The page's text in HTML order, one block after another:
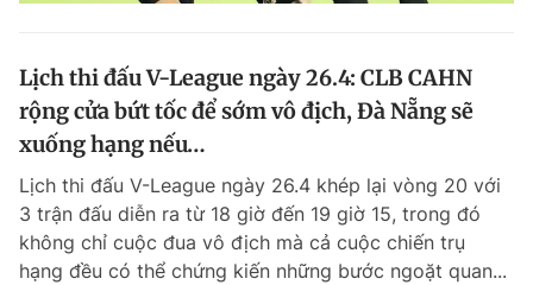
Lịch thi đấu V-League ngày 26.4: CLB CAHN
rộng cửa bứt tốc để sớm vô địch, Đà Nẵng sẽ
xuống hạng nếu…
Lịch thi đấu V-League ngày 26.4 khép lại vòng 20 với
3 trận đấu diễn ra từ 18 giờ đến 19 giờ 15, trong đó
không chỉ cuộc đua vô địch mà cả cuộc chiến trụ
hạng đều có thể chứng kiến những bước ngoặt quan...